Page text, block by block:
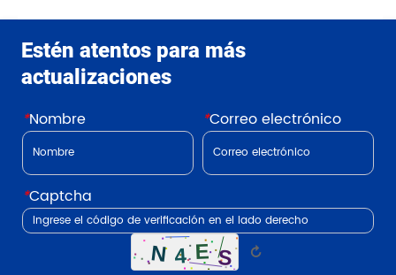
Estén atentos para más
actualizaciones
*Nombre *Correo electrónico
*Captcha
↻